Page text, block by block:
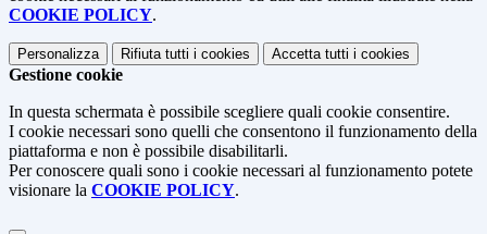
COOKIE POLICY.
Personalizza Rifiuta tutti i cookies Accetta tutti i cookies
Gestione cookie
In questa schermata è possibile scegliere quali cookie consentire.
I cookie necessari sono quelli che consentono il funzionamento della
piattaforma e non è possibile disabilitarli.
Per conoscere quali sono i cookie necessari al funzionamento potete
visionare la COOKIE POLICY.